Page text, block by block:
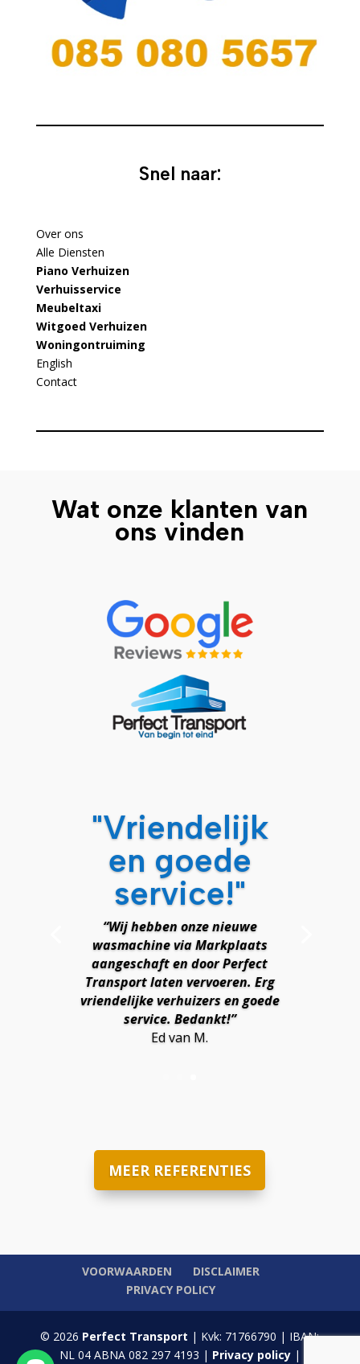
Snel naar:
Over ons
Alle Diensten
Piano Verhuizen
Verhuisservice
Meubeltaxi
Witgoed Verhuizen
Woningontruiming
English
Contact
Wat onze klanten van
ons vinden
"Vriendelijk
en goede
service!"
“Wij hebben onze nieuwe
wasmachine via Markplaats
aangeschaft en door Perfect
Transport laten vervoeren. Erg
vriendelijke verhuizers en goede
service. Bedankt!”
Ed van M.
MEER REFERENTIES
VOORWAARDEN
DISCLAIMER
PRIVACY POLICY
© 2026 Perfect Transport | Kvk: 71766790 | IBAN:
NL 04 ABNA 082 297 4193 | Privacy policy|